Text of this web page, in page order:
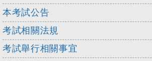
本考試公告
考試相關法規
考試舉行相關事宜